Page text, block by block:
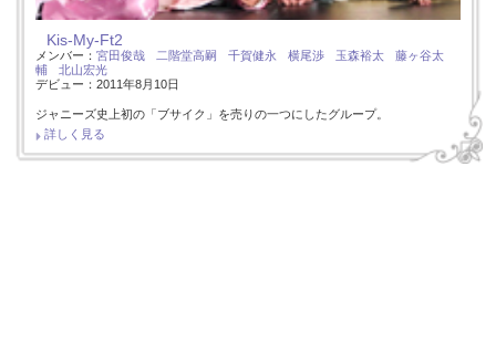
Kis-My-Ft2
メンバー： 宮田俊哉 二階堂高嗣 千賀健永 横尾渉 玉森裕太
藤ヶ谷太
輔
北山宏光
デビュー：2011年8月10日
ジャニーズ史上初の「ブサイク」を売りの一つにしたグループ。
詳しく見る